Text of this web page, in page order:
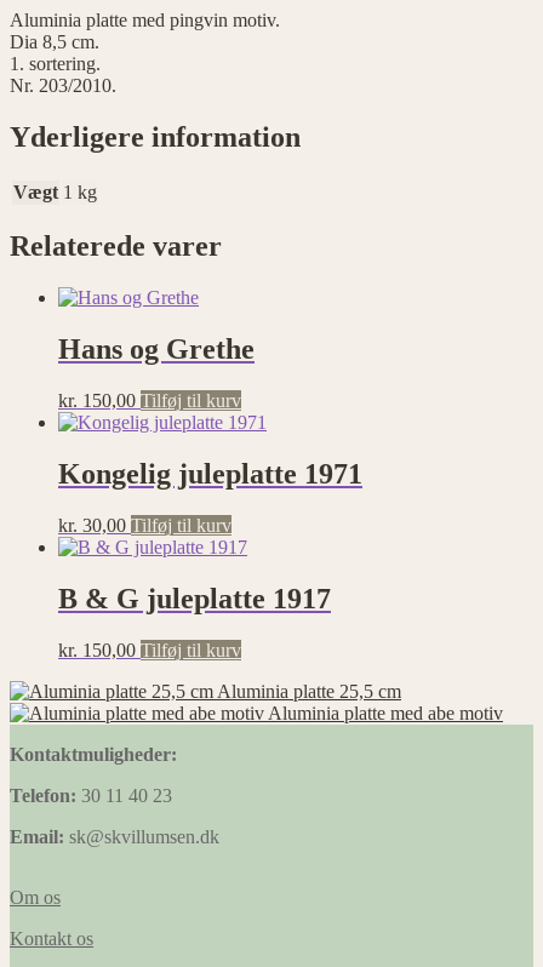
Aluminia platte med pingvin motiv.
Dia 8,5 cm.
1. sortering.
Nr. 203/2010.
Yderligere information
Vægt 1 kg
Relaterede varer
Hans og Grethe
kr. 150,00 Tilføj til kurv
Kongelig juleplatte 1971
kr. 30,00 Tilføj til kurv
B & G juleplatte 1917
kr. 150,00 Tilføj til kurv
Aluminia platte 25,5 cm
Aluminia platte med abe motiv
Kontaktmuligheder:
Telefon: 30 11 40 23
Email: sk@skvillumsen.dk
Om os
Kontakt os